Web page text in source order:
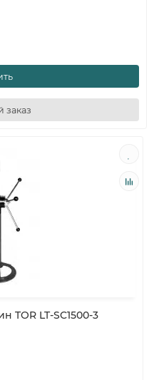
заказ
TOR LT-SC1500-3